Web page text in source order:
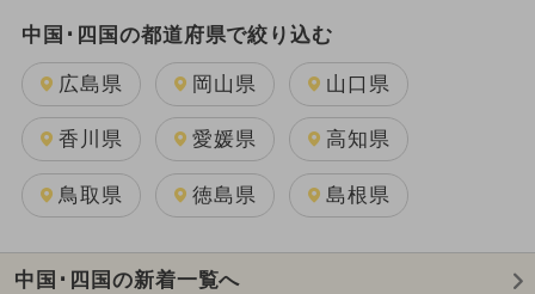
中国･四国の都道府県で絞り込む
広島県 岡山県 山口県
香川県 愛媛県 高知県
鳥取県 徳島県 島根県
中国･四国の新着一覧へ